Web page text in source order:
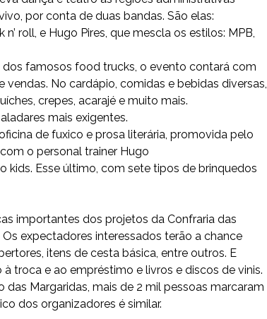
por conta de duas bandas. São elas:
roll, e Hugo Pires, que mescla os estilos: MPB,
dos famosos food trucks, o evento contará com
No cardápio, comidas e bebidas diversas,
crepes, acarajé e muito mais.
mais exigentes.
de fuxico e prosa literária, promovida pelo
o personal trainer Hugo
kids. Esse último, com sete tipos de brinquedos
importantes dos projetos da Confraria das
expectadores interessados terão a chance
itens de cesta básica, entre outros. E
troca e ao empréstimo e livros e discos de vinis.
Margaridas, mais de 2 mil pessoas marcaram
dos organizadores é similar.